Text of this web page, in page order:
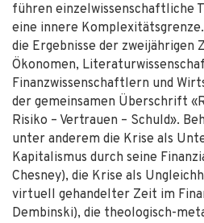
führen einzelwissenschaftliche
eine innere
die Ergebnisse der zweijährigen
Ökonomen,
Finanzwissenschaftlern und
der gemeinsamen Überschrift
Risiko – Vertrauen – Schuld».
unter anderem die Krise als
Kapitalismus durch seine
Chesney), die Krise als
virtuell gehandelter Zeit im
Dembinski), die theologisch-